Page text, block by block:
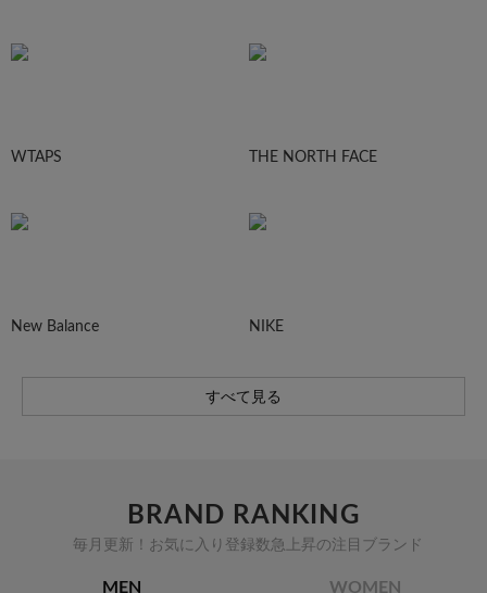
WTAPS THE NORTH FACE
New Balance NIKE
すべて見る
BRAND RANKING
毎月更新！お気に入り登録数急上昇の注目ブランド
MEN WOMEN